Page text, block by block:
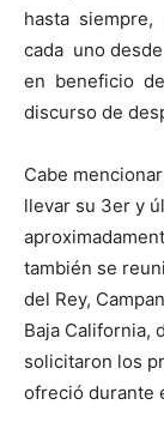
hasta
cada uno
en beneficio de
discurso de
Cabe
llevar su 3er y
también se
del Rey,
Baja California,
solicitaron los
ofreció durante